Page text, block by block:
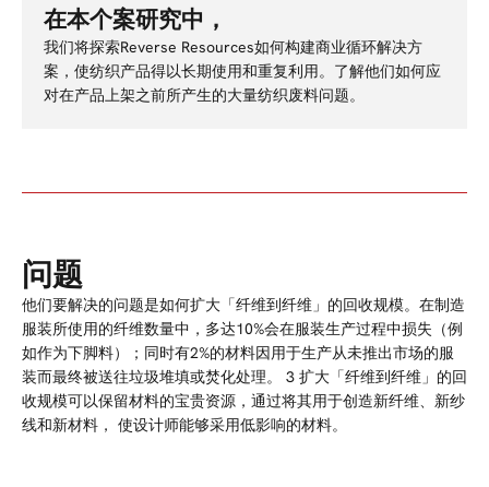
在本个案研究中，
我们将探索Reverse Resources如何构建商业循环解决方
案，使纺织产品得以长期使用和重复利用。了解他们如何应
对在产品上架之前所产生的大量纺织废料问题。
问题
他们要解决的问题是如何扩大「纤维到纤维」的回收规模。在制造
服装所使用的纤维数量中，多达10%会在服装生产过程中损失（例
如作为下脚料）；同时有2%的材料因用于生产从未推出市场的服
装而最终被送往垃圾堆填或焚化处理。 3 扩大「纤维到纤维」的回
收规模可以保留材料的宝贵资源，通过将其用于创造新纤维、新纱
线和新材料， 使设计师能够采用低影响的材料。